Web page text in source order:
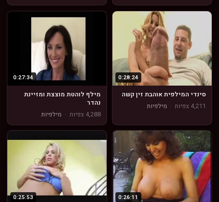
0:28:24
סינדי המילפית אוהבת זין קשה
4,211 צפיות
· מילפיות
0:27:34
מילף לוהטת מוצצת ומזיינת
נהדר
4,288 צפיות
· מילפיות
0:26:11
0:25:53